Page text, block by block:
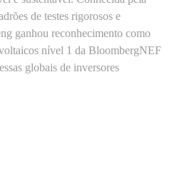
de testes rigorosos e
ganhou reconhecimento como
nível 1 da BloombergNEF
globais de inversores